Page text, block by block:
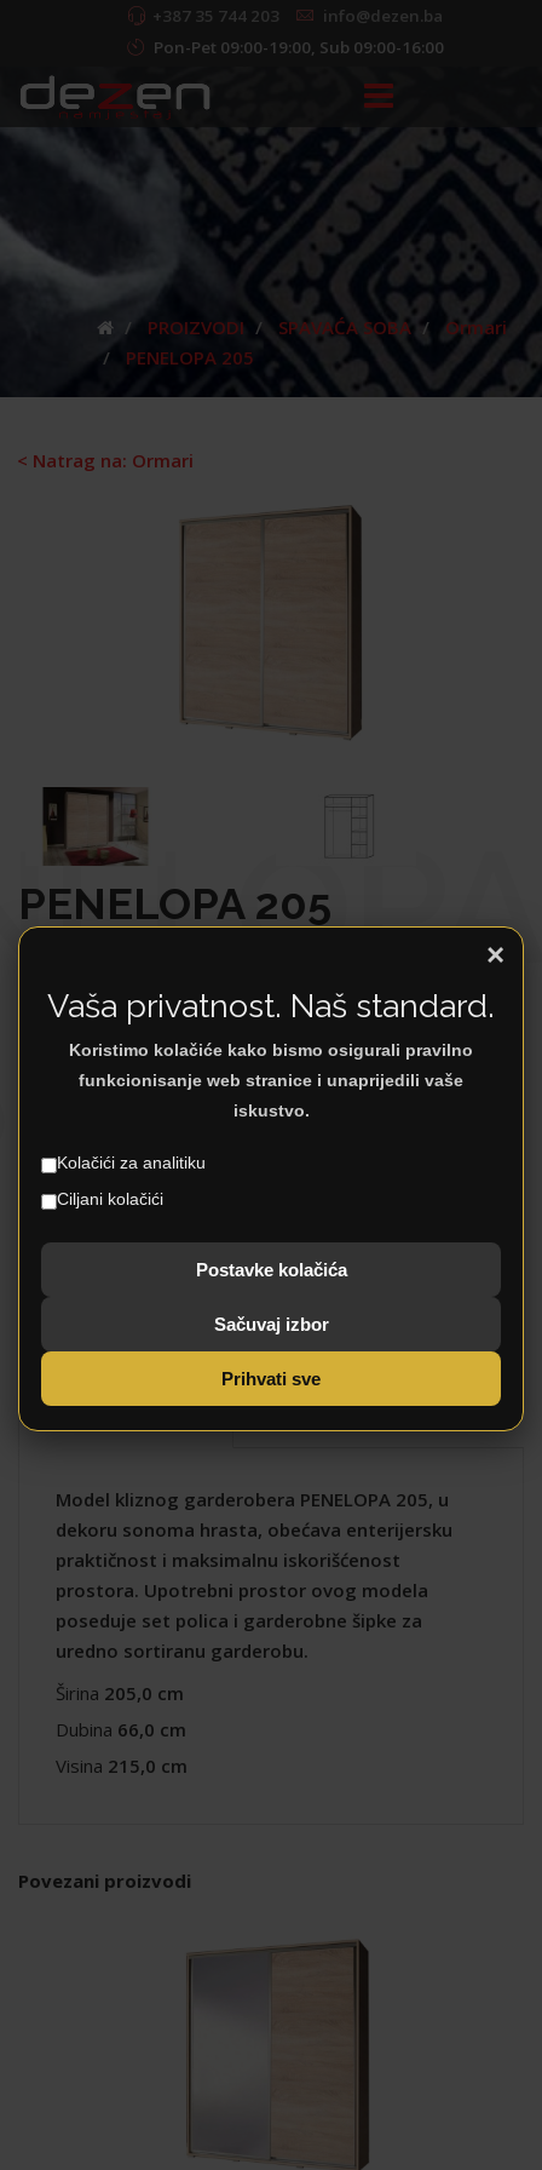
+387 35 744 203
info@dezen.ba
Pon-Pet 09:00-19:00, Sub 09:00-16:00
PROIZVODI SPAVAĆA SOBA
Ormari
PENELOPA 205
< Natrag na: Ormari
PENELOPA 205
Ormari
Bijela, Sonoma
Garancija
12 mjeseci
Dostava
Montaža
Da
Materijali
Uslovi plaćanja
Model kliznog garderobera PENELOPA 205, u
dekoru sonoma hrasta, obećava enterijersku
praktičnost i maksimalnu iskorišćenost
prostora. Upotrebni prostor ovog modela
poseduje set polica i garderobne šipke za
uredno sortiranu garderobu.
Širina 205,0 cm
Dubina 66,0 cm
Visina 215,0 cm
Povezani proizvodi
×
Vaša privatnost. Naš standard.
Koristimo kolačiće kako bismo osigurali pravilno
funkcionisanje web stranice i unaprijedili vaše
iskustvo.
Kolačići za analitiku
Ciljani kolačići
Postavke kolačića
Sačuvaj izbor
Prihvati sve